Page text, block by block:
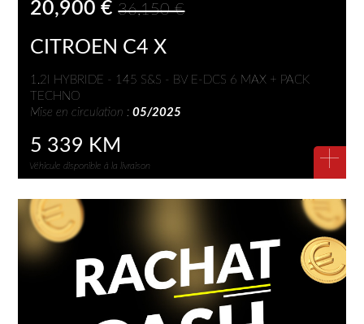
20,900 € 36,150 €
CITROEN C4 X
1.2I HYBRIDE - 145 S&S - BV E-DCS 6 MAX + PACK
TECHNO
Mise en circulation :05/2025
5 339 KM
Véhicule disponible à la livraison +